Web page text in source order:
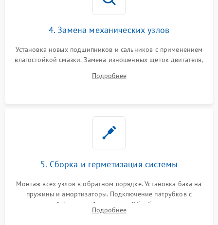
4. Замена механических узлов
Установка новых подшипников и сальников с применением
влагостойкой смазки. Замена изношенных щеток двигателя,
или поврежденной резиновой манжеты.
Подробнее
5. Сборка и герметизация системы
Монтаж всех узлов в обратном порядке. Установка бака на
пружины и амортизаторы. Подключение патрубков с
надежной фиксацией хомутами. Обработка стыков
герметиком для предотвращения возможных протечек воды.
Подробнее